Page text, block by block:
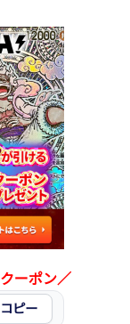
ーポン／
ピー